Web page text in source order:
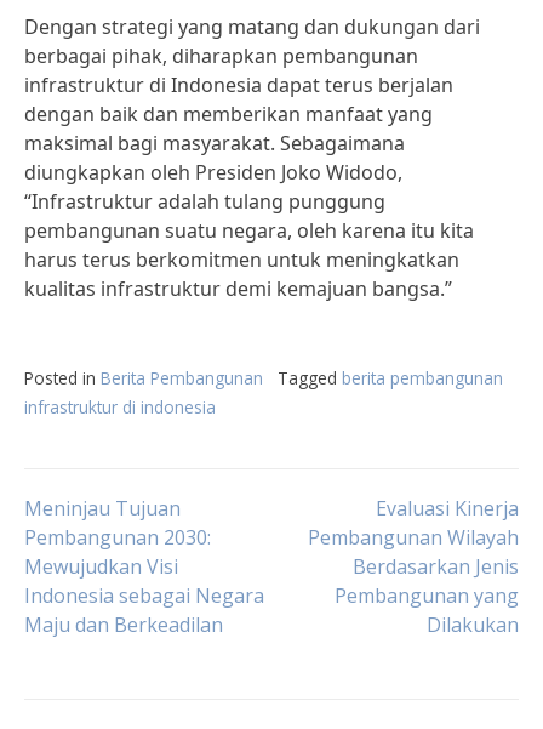
Dengan strategi yang matang dan dukungan dari
berbagai pihak, diharapkan pembangunan
infrastruktur di Indonesia dapat terus berjalan
dengan baik dan memberikan manfaat yang
maksimal bagi masyarakat. Sebagaimana
diungkapkan oleh Presiden Joko Widodo,
“Infrastruktur adalah tulang punggung
pembangunan suatu negara, oleh karena itu kita
harus terus berkomitmen untuk meningkatkan
kualitas infrastruktur demi kemajuan bangsa.”
Posted in Berita Pembangunan Tagged berita pembangunan
infrastruktur di indonesia
Post
navigation
Meninjau Tujuan
Pembangunan 2030:
Mewujudkan Visi
Indonesia sebagai Negara
Maju dan Berkeadilan
Evaluasi Kinerja
Pembangunan Wilayah
Berdasarkan Jenis
Pembangunan yang
Dilakukan